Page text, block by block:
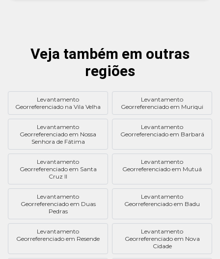
Veja também em outras
regiões
Levantamento
Georreferenciado na Vila Velha
Levantamento
Georreferenciado em Muriqui
Levantamento
Georreferenciado em Nossa
Senhora de Fátima
Levantamento
Georreferenciado em Barbará
Levantamento
Georreferenciado em Santa
Cruz II
Levantamento
Georreferenciado em Mutuá
Levantamento
Georreferenciado em Duas
Pedras
Levantamento
Georreferenciado em Badu
Levantamento
Georreferenciado em Resende
Levantamento
Georreferenciado em Nova
Cidade